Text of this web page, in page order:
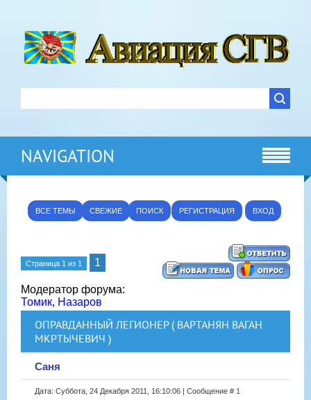
NAVIGATION
ВСЕ ТЕМЫ СВЕЖИЕ ПОИСК РЕГИСТРАЦИЯ ВХОД
Страница 1 из 1 1
Модератор форума:
Томик, Назаров
ОПРАВДАННЫЙ ЛЕГИОНЕР ( ВАРТАНЯН ВАГАН
МКРТЫЧЕВИЧ )
Саня
Дата: Суббота, 24 Декабря 2011, 16:10:06 | Сообщение # 1